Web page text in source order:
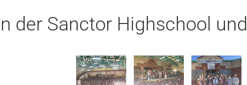
der Sanctor Highschool